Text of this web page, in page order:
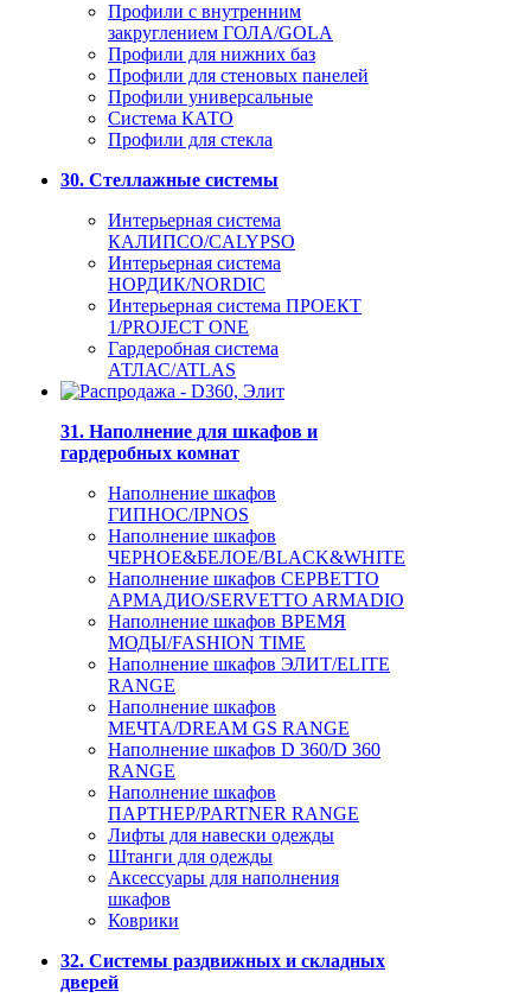
Профили с внутренним
закруглением ГОЛА/GOLA
Профили для нижних баз
Профили для стеновых панелей
Профили универсальные
Система КАТО
Профили для стекла
30. Стеллажные системы
Интерьерная система
КАЛИПСО/CALYPSO
Интерьерная система
НОРДИК/NORDIC
Интерьерная система ПРОЕКТ
1/PROJECT ONE
Гардеробная система
АТЛАС/ATLAS
31. Наполнение для шкафов и
гардеробных комнат
Наполнение шкафов
ГИПНОС/IPNOS
Наполнение шкафов
ЧЕРНОЕ&БЕЛОЕ/BLACK&WHITE
Наполнение шкафов СЕРВЕТТО
АРМАДИО/SERVETTO ARMADIO
Наполнение шкафов ВРЕМЯ
МОДЫ/FASHION TIME
Наполнение шкафов ЭЛИТ/ELITE
RANGE
Наполнение шкафов
МЕЧТА/DREAM GS RANGE
Наполнение шкафов D 360/D 360
RANGE
Наполнение шкафов
ПАРТНЕР/PARTNER RANGE
Лифты для навески одежды
Штанги для одежды
Аксессуары для наполнения
шкафов
Коврики
32. Системы раздвижных и складных
дверей